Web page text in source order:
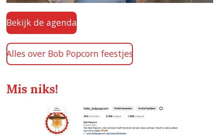
Bekijk de agenda
Alles over Bob Popcorn feestjes
Mis niks!